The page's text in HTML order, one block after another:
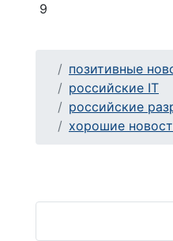
9
позитивные
российские IT
российские
хорошие